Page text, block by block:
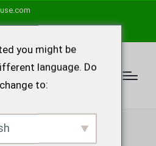
su 24, 7 giorni su 7
per comprare
you might be
language. Do
to: